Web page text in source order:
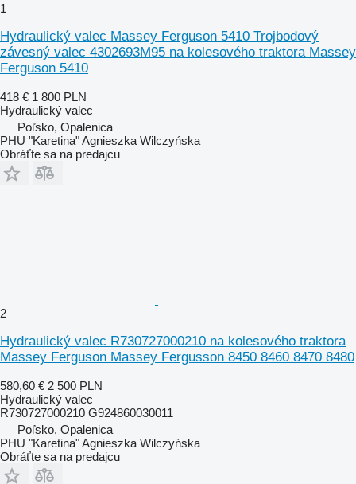
1
Hydraulický valec Massey Ferguson 5410 Trojbodový
závesný valec 4302693M95 na kolesového traktora Massey
Ferguson 5410
418 € 1 800 PLN
Hydraulický valec
Poľsko, Opalenica
PHU "Karetina" Agnieszka Wilczyńska
Obráťte sa na predajcu
2
Hydraulický valec R730727000210 na kolesového traktora
Massey Ferguson Massey Fergusson 8450 8460 8470 8480
580,60 € 2 500 PLN
Hydraulický valec
R730727000210 G924860030011
Poľsko, Opalenica
PHU "Karetina" Agnieszka Wilczyńska
Obráťte sa na predajcu